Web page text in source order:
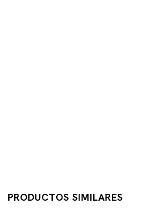
PRODUCTOS SIMILARES